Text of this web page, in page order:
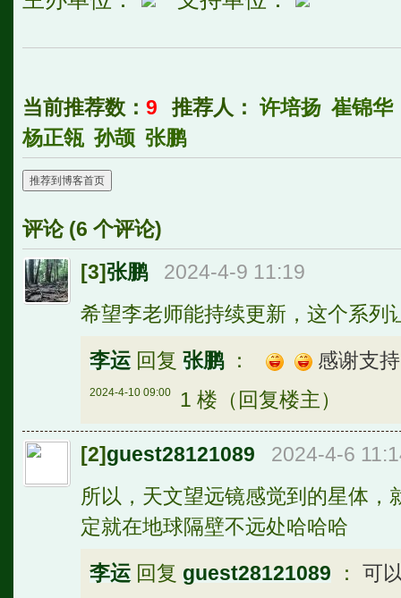
当前推荐数： 9 推荐人： 许培扬 崔锦华
杨正瓴 孙颉 张鹏
推荐到博客首页
评论 (6 个评论)
[3]张鹏
2024-4-9 11:19
希望李老师能持续更新，这个系列
李运 回复 张鹏 ： 感谢支
2024-4-10 09:00 1 楼（回复楼主）
[2]guest28121089
2024-4-6
所以，天文望远镜感觉到的星体
定就在地球隔壁不远处哈哈哈
李运 回复 guest28121089 ： 可